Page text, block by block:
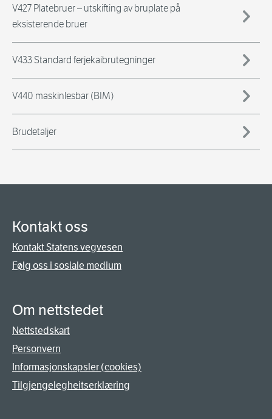
V427 Platebruer – utskifting av bruplate på
eksisterende bruer
V433 Standard ferjekaibrutegninger
V440 maskinlesbar (BIM)
Brudetaljer
Kontakt oss
Kontakt Statens vegvesen
Følg oss i sosiale medium
Om nettstedet
Nettstedskart
Personvern
Informasjonskapsler (cookies)
Tilgjengelegheitserklæring